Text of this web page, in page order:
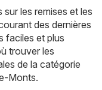
les remises et les
des dernières
faciles et plus
trouver les
de la catégorie
Monts.